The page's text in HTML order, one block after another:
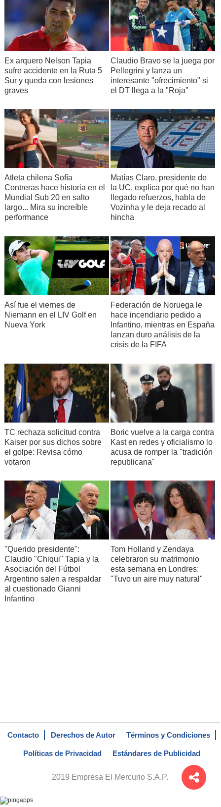
Ex arquero Nelson Tapia
sufre accidente en la Ruta 5
Sur y queda con lesiones
graves
Claudio Bravo se la juega por
Pellegrini y lanza un
interesante "ofrecimiento" si
el DT llega a la "Roja"
Atleta chilena Sofía
Contreras hace historia en el
Mundial Sub 20 en salto
largo... Mira su increíble
performance
Matías Claro, presidente de
la UC, explica por qué no han
llegado refuerzos, habla de
Vozinha y le deja recado al
hincha
Así fue el viernes de
Niemann en el LIV Golf en
Nueva York
Federación de Noruega le
hace incendiario pedido a
Infantino, mientras en España
lanzan duro análisis de la
crisis de la FIFA
TC rechaza solicitud contra
Kaiser por sus dichos sobre
el golpe: Revisa cómo
votaron
Boric vuelve a la carga contra
Kast en redes y oficialismo lo
acusa de romper la "tradición
republicana"
"Querido presidente":
Claudio "Chiqui" Tapia y la
Asociación del Fútbol
Argentino salen a respaldar
al cuestionado Gianni
Infantino
Tom Holland y Zendaya
celebraron su matrimonio
esta semana en Londres:
"Tuvo un aire muy natural"
Contacto Derechos de Autor Términos y Condiciones
Políticas de Privacidad Estándares de Publicidad
2019 Empresa El Mercurio S.A.P.